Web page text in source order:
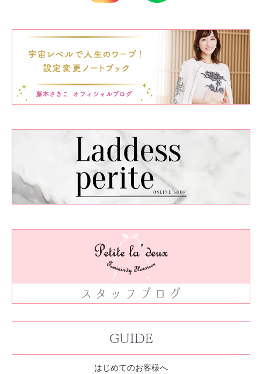
GUIDE
はじめてのお客様へ